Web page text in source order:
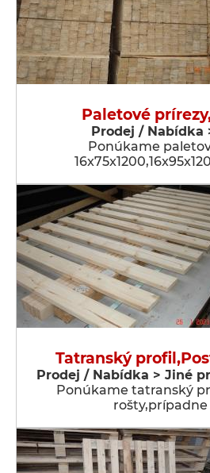
Paletové
Prodej / Nabídka
Ponúkame
Tatranský
Prodej / Nabídka > Jiné
Ponúkame tatranský
rošty,prípadne